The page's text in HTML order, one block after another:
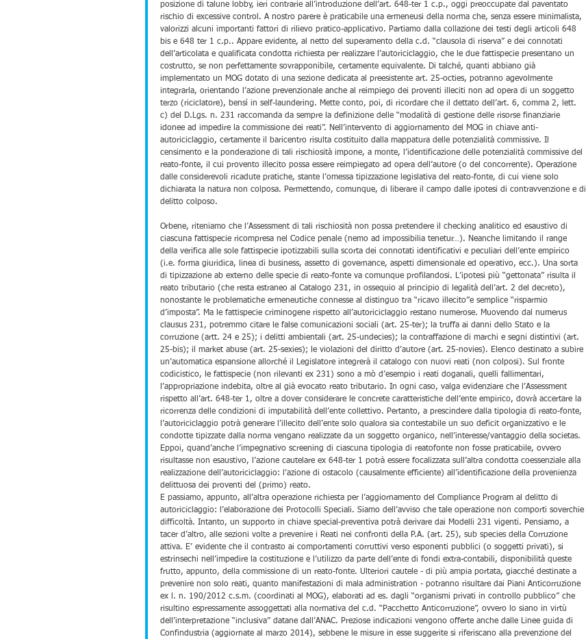
posizione di talune lobby, ieri contrarie all’introduzione dell’art. 648-ter 1 c.p., oggi preoccupate dal paventato
rischio di excessive control. A nostro parere è praticabile una ermeneusi della norma che, senza essere minimalista,
valorizzi alcuni importanti fattori di rilievo pratico-applicativo. Partiamo dalla collazione dei testi degli articoli 648
bis e 648 ter 1 c.p.. Appare evidente, al netto del superamento della c.d. “clausola di riserva” e dei connotati
dell’articolata e qualificata condotta richiesta per realizzare l’autoriciclaggio, che le due fattispecie presentano un
costrutto, se non perfettamente sovrapponibile, certamente equivalente. Di talché, quanti abbiano già
implementato un MOG dotato di una sezione dedicata al preesistente art. 25-octies, potranno agevolmente
integrarla, orientando l’azione prevenzionale anche al reimpiego dei proventi illeciti non ad opera di un soggetto
terzo (riciclatore), bensì in self-laundering. Mette conto, poi, di ricordare che il dettato dell’art. 6, comma 2, lett.
c) del D.Lgs. n. 231 raccomanda da sempre la definizione delle “modalità di gestione delle risorse finanziarie
idonee ad impedire la commissione dei reati”. Nell’intervento di aggiornamento del MOG in chiave anti-
autoriciclaggio, certamente il baricentro risulta costituito dalla mappatura delle potenzialità commissive. Il
censimento e la ponderazione di tali rischiosità impone, a monte, l’identificazione delle potenzialità commissive del
reato-fonte, il cui provento illecito possa essere reimpiegato ad opera dell’autore (o del concorrente). Operazione
dalle considerevoli ricadute pratiche, stante l’omessa tipizzazione legislativa del reato-fonte, di cui viene solo
dichiarata la natura non colposa. Permettendo, comunque, di liberare il campo dalle ipotesi di contravvenzione e di
delitto colposo.
Orbene, riteniamo che l’Assessment di tali rischiosità non possa pretendere il checking analitico ed esaustivo di
ciascuna fattispecie ricompresa nel Codice penale (nemo ad impossibilia tenetur…). Neanche limitando il range
della verifica alle sole fattispecie ipotizzabili sulla scorta dei connotati identificativi e peculiari dell’ente empirico
(i.e. forma giuridica, linea di business, assetto di governance, aspetti dimensionale ed operativo, ecc.). Una sorta
di tipizzazione ab externo delle specie di reato-fonte va comunque profilandosi. L’ipotesi più “gettonata” risulta il
reato tributario (che resta estraneo al Catalogo 231, in ossequio al principio di legalità dell’art. 2 del decreto),
nonostante le problematiche ermeneutiche connesse al distinguo tra “ricavo illecito”e semplice “risparmio
d’imposta”. Ma le fattispecie criminogene rispetto all’autoriciclaggio restano numerose. Muovendo dal numerus
clausus 231, potremmo citare le false comunicazioni sociali (art. 25-ter); la truffa ai danni dello Stato e la
corruzione (artt. 24 e 25); i delitti ambientali (art. 25-undecies); la contraffazione di marchi e segni distintivi (art.
25-bis); il market abuse (art. 25-sexies); le violazioni del diritto d’autore (art. 25-novies). Elenco destinato a subire
un’automatica espansione allorché il Legislatore integrerà il catalogo con nuovi reati (non colposi). Sul fronte
codicistico, le fattispecie (non rilevanti ex 231) sono a mò d’esempio i reati doganali, quelli fallimentari,
l’appropriazione indebita, oltre al già evocato reato tributario. In ogni caso, valga evidenziare che l’Assessment
rispetto all’art. 648-ter 1, oltre a dover considerare le concrete caratteristiche dell’ente empirico, dovrà accertare la
ricorrenza delle condizioni di imputabilità dell’ente collettivo. Pertanto, a prescindere dalla tipologia di reato-fonte,
l’autoriciclaggio potrà generare l’illecito dell’ente solo qualora sia contestabile un suo deficit organizzativo e le
condotte tipizzate dalla norma vengano realizzate da un soggetto organico, nell’interesse/vantaggio della societas.
Eppoi, quand’anche l’impegnativo screening di ciascuna tipologia di reatofonte non fosse praticabile, ovvero
risultasse non esaustivo, l’azione cautelare ex 648-ter 1 potrà essere focalizzata sull’altra condotta coessenziale alla
realizzazione dell’autoriciclaggio: l’azione di ostacolo (causalmente efficiente) all’identificazione della provenienza
delittuosa dei proventi del (primo) reato.
E passiamo, appunto, all’altra operazione richiesta per l’aggiornamento del Compliance Program al delitto di
autoriciclaggio: l’elaborazione dei Protocolli Speciali. Siamo dell’avviso che tale operazione non comporti soverchie
difficoltà. Intanto, un supporto in chiave special-preventiva potrà derivare dai Modelli 231 vigenti. Pensiamo, a
tacer d’altro, alle sezioni volte a prevenire i Reati nei confronti della P.A. (art. 25), sub species della Corruzione
attiva. E’ evidente che il contrasto ai comportamenti corruttivi verso esponenti pubblici (o soggetti privati), si
estrinsechi nell’impedire la costituzione e l’utilizzo da parte dell’ente di fondi extra-contabili, disponibilità queste
frutto, appunto, della commissione di un reato-fonte. Ulteriori cautele - di più ampia portata, giacché destinate a
prevenire non solo reati, quanto manifestazioni di mala administration - potranno risultare dai Piani Anticorruzione
ex l. n. 190/2012 c.s.m. (coordinati al MOG), elaborati ad es. dagli “organismi privati in controllo pubblico” che
risultino espressamente assoggettati alla normativa del c.d. “Pacchetto Anticorruzione”, ovvero lo siano in virtù
dell’interpretazione “inclusiva” datane dall’ANAC. Preziose indicazioni vengono offerte anche dalle Linee guida di
Confindustria (aggiornate al marzo 2014), sebbene le misure in esse suggerite si riferiscano alla prevenzione del